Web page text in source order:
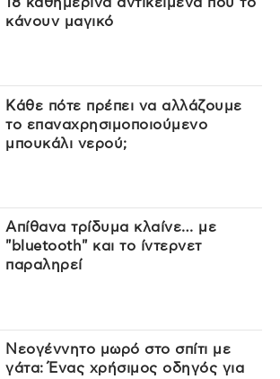
κάνουν μαγικό
Κάθε πότε πρέπει να αλλάζουμε
το επαναχρησιμοποιούμενο
μπουκάλι νερού;
Απίθανα τρίδυμα κλαίνε… με
"bluetooth" και το ίντερνετ
παραληρεί
Νεογέννητο μωρό στο σπίτι με
γάτα: Ένας χρήσιμος οδηγός για